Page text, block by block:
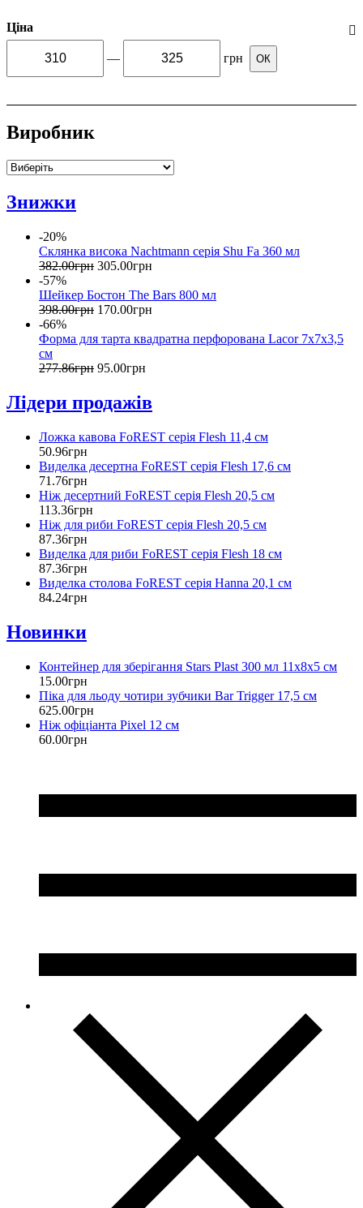
Ціна
— грн ОК
Виробник
Знижки
-20%
Склянка висока Nachtmann серія Shu Fa 360 мл
382.00грн 305.00грн
-57%
Шейкер Бостон The Bars 800 мл
398.00грн 170.00грн
-66%
Форма для тарта квадратна перфорована Lacor 7х7х3,5
см
277.86грн 95.00грн
Лідери продажів
Ложка кавова FoREST серія Flesh 11,4 см
50.96грн
Виделка десертна FoREST серія Flesh 17,6 см
71 .76грн
Ніж десертний FoREST серія Flesh 20,5 см
113.36грн
Ніж для риби FoREST серія Flesh 20,5 см
87.36грн
Виделка для риби FoREST серія Flesh 18 см
87.36грн
Виделка столова FoREST серія Hanna 20,1 см
84.24грн
Новинки
Контейнер для зберігання Stars Plast 300 мл 11х8х5 см
15.00грн
Піка для льоду чотири зубчики Bar Trigger 17,5 см
625.00грн
Ніж офіціанта Pixel 12 см
60.00грн